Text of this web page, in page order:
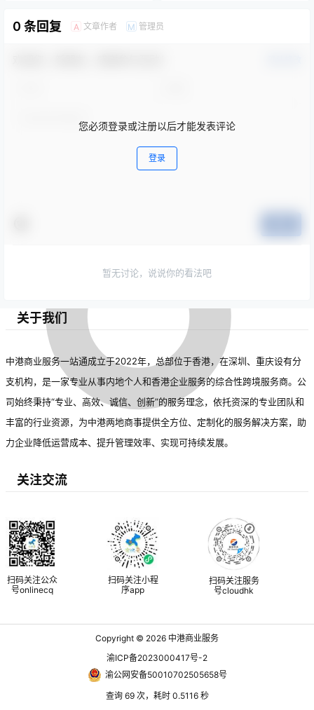
0 条回复 A 文章作者 M 管理员
您必须登录或注册以后才能发表评论
登录
暂无讨论，说说你的看法吧
关于我们
中港商业服务一站通成立于2022年，总部位于香港，在深圳、重庆设有分
支机构，是一家专业从事内地个人和香港企业服务的综合性跨境服务商。公
司始终秉持“专业、高效、诚信、创新”的服务理念，依托资深的专业团队和
丰富的行业资源，为中港两地商事提供全方位、定制化的服务解决方案，助
力企业降低运营成本、提升管理效率、实现可持续发展。
关注交流
扫码关注公众
号onlinecq
扫码关注小程
序app
扫码关注服务
号cloudhk
Copyright © 2026 中港商业服务
渝ICP备2023000417号-2
渝公网安备50010702505658号
查询 69 次，耗时 0.5116 秒